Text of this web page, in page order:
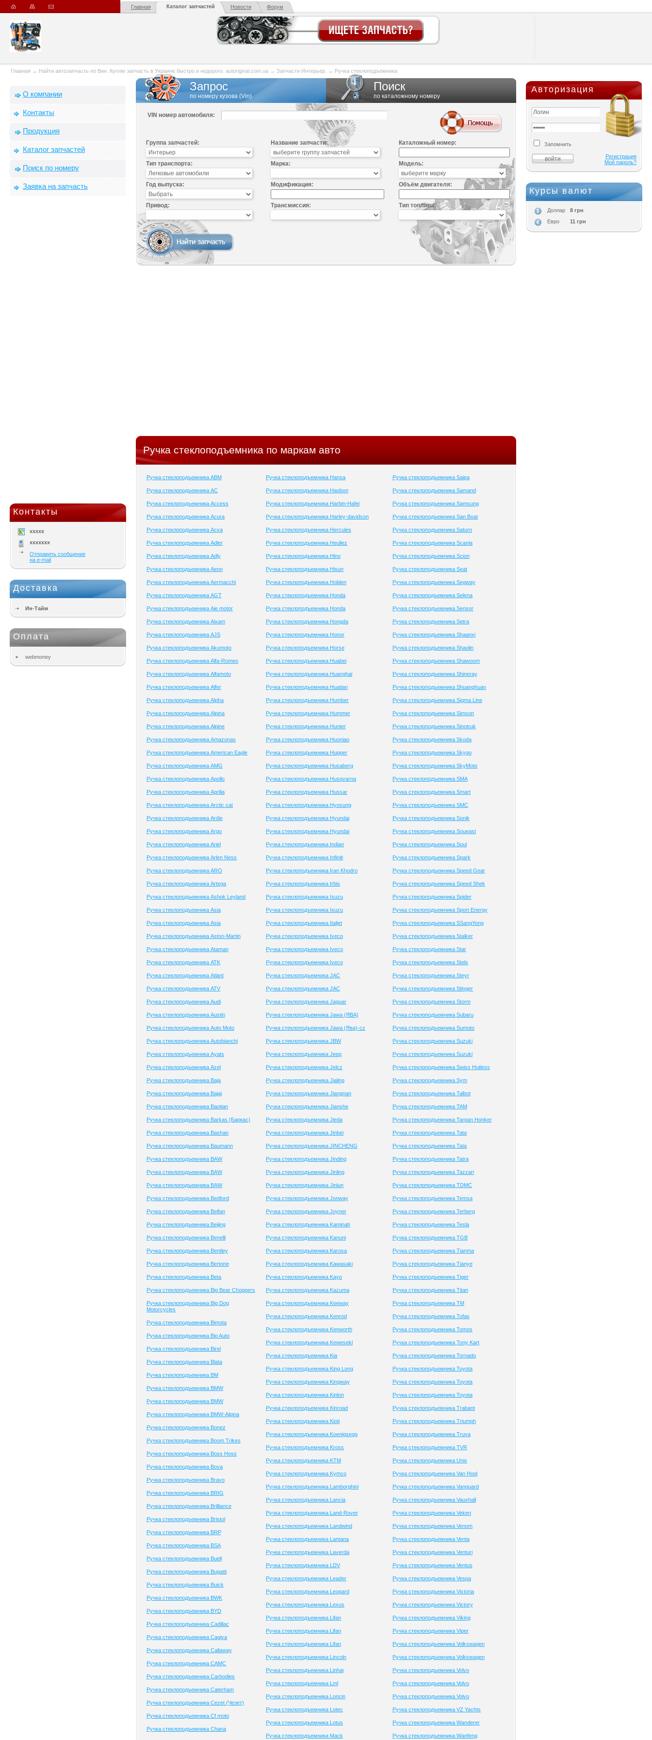
Главная Каталог запчастей Новости Форум
Главная → Найти автозапчасть по Вин. Куплю запчасть в Украине быстро и недорого. autoriginal.com.ua → Запчасти Интерьер. → Ручка стеклоподъемника
О компании
Контакты
Продукция
Каталог запчастей
Поиск по номеру
Заявка на запчасть
Контакты
xxxxx
xxxxxxx
Отправить сообщение
на e-mail
Доставка
Ин-Тайм
Оплата
webmoney
Запрос
по номеру кузова (Vin)
Поиск
по каталожному номеру
VIN номер автомобиля:
Группа запчастей: Название запчасти: Каталожный номер:
Тип транспорта: Марка: Модель:
Год выпуска: Модификация: Объём двигателя:
Привод: Трансмиссия: Тип топлива:
Ручка стеклоподъемника по маркам авто
Ручка стеклоподъемника ABM
Ручка стеклоподъемника AC
Ручка стеклоподъемника Access
Ручка стеклоподъемника Acura
Ручка стеклоподъемника Acxa
Ручка стеклоподъемника Adler
Ручка стеклоподъемника Adly
Ручка стеклоподъемника Aeon
Ручка стеклоподъемника Aermacchi
Ручка стеклоподъемника AGT
Ручка стеклоподъемника Aie motor
Ручка стеклоподъемника Aixam
Ручка стеклоподъемника AJS
Ручка стеклоподъемника Akumoto
Ручка стеклоподъемника Alfa-Romeo
Ручка стеклоподъемника Alfamoto
Ручка стеклоподъемника Alfer
Ручка стеклоподъемника Alpha
Ручка стеклоподъемника Alpina
Ручка стеклоподъемника Alpine
Ручка стеклоподъемника Amazonas
Ручка стеклоподъемника American Eagle
Ручка стеклоподъемника AMG
Ручка стеклоподъемника Apollo
Ручка стеклоподъемника Aprilia
Ручка стеклоподъемника Arctic cat
Ручка стеклоподъемника Ardie
Ручка стеклоподъемника Argo
Ручка стеклоподъемника Ariel
Ручка стеклоподъемника Arlen Ness
Ручка стеклоподъемника ARO
Ручка стеклоподъемника Artega
Ручка стеклоподъемника Ashok Leyland
Ручка стеклоподъемника Asia
Ручка стеклоподъемника Asia
Ручка стеклоподъемника Aston-Martin
Ручка стеклоподъемника Ataman
Ручка стеклоподъемника ATK
Ручка стеклоподъемника Atlant
Ручка стеклоподъемника ATV
Ручка стеклоподъемника Audi
Ручка стеклоподъемника Austin
Ручка стеклоподъемника Auto Moto
Ручка стеклоподъемника Autobianchi
Ручка стеклоподъемника Ayats
Ручка стеклоподъемника Azel
Ручка стеклоподъемника Baja
Ручка стеклоподъемника Bajaj
Ручка стеклоподъемника Baotian
Ручка стеклоподъемника Barkas (Баркас)
Ручка стеклоподъемника Bashan
Ручка стеклоподъемника Baumann
Ручка стеклоподъемника BAW
Ручка стеклоподъемника BAW
Ручка стеклоподъемника BAW
Ручка стеклоподъемника Bedford
Ручка стеклоподъемника Beifan
Ручка стеклоподъемника Beijing
Ручка стеклоподъемника Benelli
Ручка стеклоподъемника Bentley
Ручка стеклоподъемника Bertone
Ручка стеклоподъемника Beta
Ручка стеклоподъемника Big Bear Choppers
Ручка стеклоподъемника Big Dog
Motorcycles
Ручка стеклоподъемника Bimota
Ручка стеклоподъемника Bio Auto
Ручка стеклоподъемника Birel
Ручка стеклоподъемника Blata
Ручка стеклоподъемника BM
Ручка стеклоподъемника BMW
Ручка стеклоподъемника BMW
Ручка стеклоподъемника BMW-Alpina
Ручка стеклоподъемника Bonez
Ручка стеклоподъемника Boom Trikes
Ручка стеклоподъемника Boss Hoss
Ручка стеклоподъемника Bova
Ручка стеклоподъемника Bravo
Ручка стеклоподъемника BRIG
Ручка стеклоподъемника Brilliance
Ручка стеклоподъемника Bristol
Ручка стеклоподъемника BRP
Ручка стеклоподъемника BSA
Ручка стеклоподъемника Buell
Ручка стеклоподъемника Bugatti
Ручка стеклоподъемника Buick
Ручка стеклоподъемника BWK
Ручка стеклоподъемника BYD
Ручка стеклоподъемника Cadillac
Ручка стеклоподъемника Cagiva
Ручка стеклоподъемника Callaway
Ручка стеклоподъемника CAMC
Ручка стеклоподъемника Carbodies
Ручка стеклоподъемника Caterham
Ручка стеклоподъемника Cezet (Чезет)
Ручка стеклоподъемника Cf moto
Ручка стеклоподъемника Chana
Ручка стеклоподъемника Hansa
Ручка стеклоподъемника Haobon
Ручка стеклоподъемника Harbin-Hafei
Ручка стеклоподъемника Harley-davidson
Ручка стеклоподъемника Hercules
Ручка стеклоподъемника Heuliez
Ручка стеклоподъемника Hino
Ручка стеклоподъемника Hisun
Ручка стеклоподъемника Holden
Ручка стеклоподъемника Honda
Ручка стеклоподъемника Honda
Ручка стеклоподъемника Hongda
Ручка стеклоподъемника Honor
Ручка стеклоподъемника Horse
Ручка стеклоподъемника Huabei
Ручка стеклоподъемника Huanghai
Ручка стеклоподъемника Huatian
Ручка стеклоподъемника Humber
Ручка стеклоподъемника Hummer
Ручка стеклоподъемника Hunter
Ручка стеклоподъемника Huoniao
Ручка стеклоподъемника Hupper
Ручка стеклоподъемника Husaberg
Ручка стеклоподъемника Husqvarna
Ручка стеклоподъемника Hussar
Ручка стеклоподъемника Hyosung
Ручка стеклоподъемника Hyundai
Ручка стеклоподъемника Hyundai
Ручка стеклоподъемника Indian
Ручка стеклоподъемника Infiniti
Ручка стеклоподъемника Iran Khodro
Ручка стеклоподъемника Irbis
Ручка стеклоподъемника Isuzu
Ручка стеклоподъемника Isuzu
Ручка стеклоподъемника Italjet
Ручка стеклоподъемника Iveco
Ручка стеклоподъемника Iveco
Ручка стеклоподъемника Iveco
Ручка стеклоподъемника JAC
Ручка стеклоподъемника JAC
Ручка стеклоподъемника Jaguar
Ручка стеклоподъемника Jawa (ЯВА)
Ручка стеклоподъемника Jawa (Ява)-cz
Ручка стеклоподъемника JBW
Ручка стеклоподъемника Jeep
Ручка стеклоподъемника Jelcz
Ручка стеклоподъемника Jialing
Ручка стеклоподъемника Jiangnan
Ручка стеклоподъемника Jianshe
Ручка стеклоподъемника Jieda
Ручка стеклоподъемника Jinbei
Ручка стеклоподъемника JINCHENG
Ручка стеклоподъемника Jinding
Ручка стеклоподъемника Jinling
Ручка стеклоподъемника Jinlun
Ручка стеклоподъемника Jonway
Ручка стеклоподъемника Joyner
Ручка стеклоподъемника Kaminah
Ручка стеклоподъемника Kanuni
Ручка стеклоподъемника Karosa
Ручка стеклоподъемника Kawasaki
Ручка стеклоподъемника Kayo
Ручка стеклоподъемника Kazuma
Ручка стеклоподъемника Keeway
Ручка стеклоподъемника Kenrod
Ручка стеклоподъемника Kenworth
Ручка стеклоподъемника Kewesekl
Ручка стеклоподъемника Kia
Ручка стеклоподъемника King Long
Ручка стеклоподъемника Kingway
Ручка стеклоподъемника Kinlon
Ручка стеклоподъемника Kinroad
Ручка стеклоподъемника Kioti
Ручка стеклоподъемника Koenigsegg
Ручка стеклоподъемника Kross
Ручка стеклоподъемника KTM
Ручка стеклоподъемника Kymco
Ручка стеклоподъемника Lamborghini
Ручка стеклоподъемника Lancia
Ручка стеклоподъемника Land-Rover
Ручка стеклоподъемника Landwind
Ручка стеклоподъемника Lantana
Ручка стеклоподъемника Laverda
Ручка стеклоподъемника LDV
Ручка стеклоподъемника Leader
Ручка стеклоподъемника Leopard
Ручка стеклоподъемника Lexus
Ручка стеклоподъемника Lifan
Ручка стеклоподъемника Lifan
Ручка стеклоподъемника Lifan
Ручка стеклоподъемника Lincoln
Ручка стеклоподъемника Linhai
Ручка стеклоподъемника Lml
Ручка стеклоподъемника Loncin
Ручка стеклоподъемника Lotec
Ручка стеклоподъемника Lotus
Ручка стеклоподъемника Mack
Ручка стеклоподъемника Saipa
Ручка стеклоподъемника Samand
Ручка стеклоподъемника Samsung
Ручка стеклоподъемника San Boat
Ручка стеклоподъемника Saturn
Ручка стеклоподъемника Scania
Ручка стеклоподъемника Scion
Ручка стеклоподъемника Seat
Ручка стеклоподъемника Segway
Ручка стеклоподъемника Selena
Ручка стеклоподъемника Sensor
Ручка стеклоподъемника Setra
Ручка стеклоподъемника Shaanxi
Ручка стеклоподъемника Shaolin
Ручка стеклоподъемника Shawoom
Ручка стеклоподъемника Shineray
Ручка стеклоподъемника Shuanghuan
Ручка стеклоподъемника Sigma Line
Ручка стеклоподъемника Simson
Ручка стеклоподъемника Sinotruk
Ручка стеклоподъемника Skoda
Ручка стеклоподъемника Skygo
Ручка стеклоподъемника SkyMoto
Ручка стеклоподъемника SMA
Ручка стеклоподъемника Smart
Ручка стеклоподъемника SMC
Ручка стеклоподъемника Sonik
Ручка стеклоподъемника Soueast
Ручка стеклоподъемника Soul
Ручка стеклоподъемника Spark
Ручка стеклоподъемника Speed Gear
Ручка стеклоподъемника Speed Shek
Ручка стеклоподъемника Spider
Ручка стеклоподъемника Sport Energy
Ручка стеклоподъемника SSangYong
Ручка стеклоподъемника Stalker
Ручка стеклоподъемника Star
Ручка стеклоподъемника Stels
Ручка стеклоподъемника Steyr
Ручка стеклоподъемника Stinger
Ручка стеклоподъемника Storm
Ручка стеклоподъемника Subaru
Ручка стеклоподъемника Sumoto
Ручка стеклоподъемника Suzuki
Ручка стеклоподъемника Suzuki
Ручка стеклоподъемника Swiss Hutless
Ручка стеклоподъемника Sym
Ручка стеклоподъемника Talbot
Ручка стеклоподъемника TAM
Ручка стеклоподъемника Tarpan Honker
Ручка стеклоподъемника Tata
Ручка стеклоподъемника Tata
Ручка стеклоподъемника Tatra
Ручка стеклоподъемника Tazzari
Ручка стеклоподъемника TDMC
Ручка стеклоподъемника Temsa
Ручка стеклоподъемника Terberg
Ручка стеклоподъемника Tesla
Ручка стеклоподъемника TGB
Ручка стеклоподъемника Tianma
Ручка стеклоподъемника Tianye
Ручка стеклоподъемника Tiger
Ручка стеклоподъемника Titan
Ручка стеклоподъемника TM
Ручка стеклоподъемника Tofas
Ручка стеклоподъемника Tomos
Ручка стеклоподъемника Tony Kart
Ручка стеклоподъемника Tornado
Ручка стеклоподъемника Toyota
Ручка стеклоподъемника Toyota
Ручка стеклоподъемника Toyota
Ручка стеклоподъемника Trabant
Ручка стеклоподъемника Triumph
Ручка стеклоподъемника Truva
Ручка стеклоподъемника TVR
Ручка стеклоподъемника Unix
Ручка стеклоподъемника Van Hool
Ручка стеклоподъемника Vanguard
Ручка стеклоподъемника Vauxhall
Ручка стеклоподъемника Veken
Ручка стеклоподъемника Venom
Ручка стеклоподъемника Venta
Ручка стеклоподъемника Venturi
Ручка стеклоподъемника Ventus
Ручка стеклоподъемника Vespa
Ручка стеклоподъемника Victoria
Ручка стеклоподъемника Victory
Ручка стеклоподъемника Viking
Ручка стеклоподъемника Viper
Ручка стеклоподъемника Volkswagen
Ручка стеклоподъемника Volkswagen
Ручка стеклоподъемника Volvo
Ручка стеклоподъемника Volvo
Ручка стеклоподъемника Volvo
Ручка стеклоподъемника VZ Yachts
Ручка стеклоподъемника Wanderer
Ручка стеклоподъемника Wanfeng
Авторизация
Запомнить
Регистрация
Мой пароль?
Курсы валют
Доллар
8 грн
Евро
11 грн